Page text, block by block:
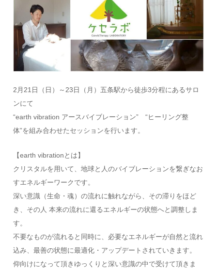
2月21日（日）～23日（月）五条駅から徒歩3分程にあるサロ
ンにて
“earth vibration アースバイブレーション” “ヒーリング整
体”を組み合わせたセッションを行います。
【earth vibrationとは】
クリスタルを用いて、地球と人のバイブレーションを繋ぎなお
すエネルギーワークです。
深い意識（生命・魂）の流れに触れながら、その滞りをほど
き、その人 本来の流れに還るエネルギーの状態へと調整しま
す。
不要なものが流れると同時に、必要なエネルギーが自然と流れ
込み、最善の状態に最適化・アップデートされていきます。
仰向けになって頂きゆっくりと深い意識の中で受けて頂きま